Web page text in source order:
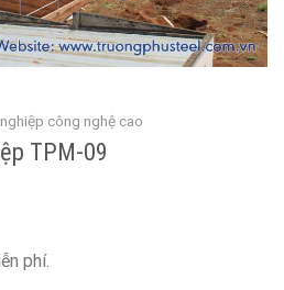
công nghệ cao
TPM-09
phí.